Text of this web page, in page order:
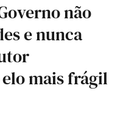
não
e nunca
mais frágil